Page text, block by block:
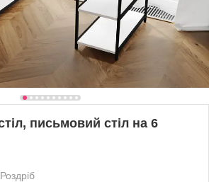
письмовий стіл на 6
Роздріб